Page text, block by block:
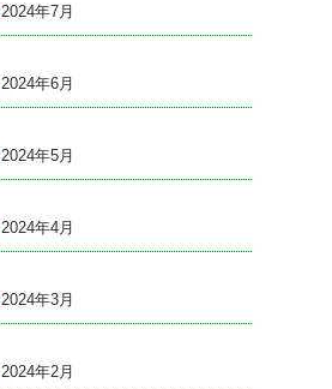
2024年7月
2024年6月
2024年5月
2024年4月
2024年3月
2024年2月